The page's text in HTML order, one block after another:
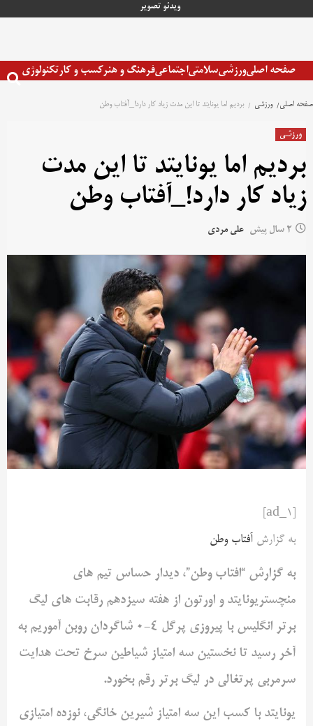
ویدئو تصویر
صفحه اصلیورزشیسلامتیاجتماعیفرهنگ و هنرکسب و کارتکنولوژی
صفحه اصلی ورزشی بردیم اما یونایتد تا این مدت زیاد‌ کار دارد!_آفتاب وطن
ورزشی
بردیم اما یونایتد تا این مدت
زیاد‌ کار دارد!_آفتاب وطن
2 سال پیش علی مردی
به گزارش آفتاب وطن
به گزارش “افتاب وطن”، دیدار حساس تیم های
منچستریونایتد و اورتون از هفته سیزدهم رقابت های لیگ
برتر انگلیس با پیروزی پرگل ۴-۰ شاگردان روبن آموریم به
آخر رسید تا نخستین سه امتیاز شیاطین سرخ تحت هدایت
سرمربی پرتغالی در لیگ برتر رقم بخورد.
یونایتد با کسب این سه امتیاز شیرین خانگی، نوزده امتیازی